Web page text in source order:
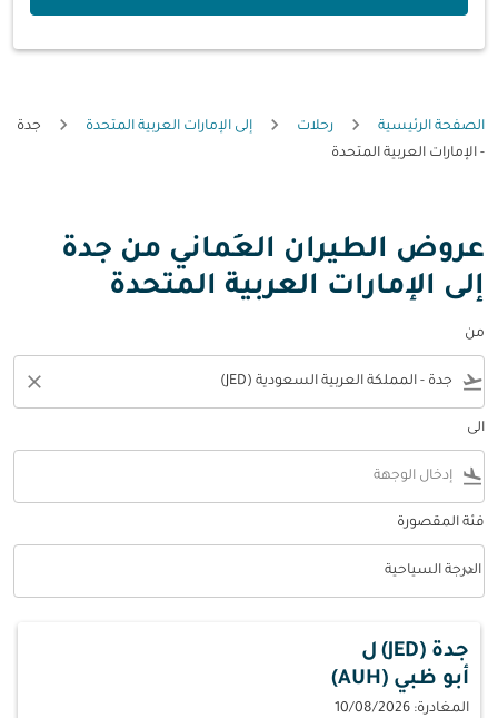
الصفحة الرئيسية رحلات إلى الإمارات العربية المتحدة
جدة
- الإمارات العربية المتحدة
عروض الطيران العُماني من جدة
إلى الإمارات العربية المتحدة
من
flight_takeoff
close
الى
flight_land
فئة المقصورة
فئة المقصورة option الدرجة السياحية Selected
الدرجة السياحية
keyboard_arrow_down
جدة (JED)
ل
أبو ظبي (AUH)
المغادرة: 10/08/2026